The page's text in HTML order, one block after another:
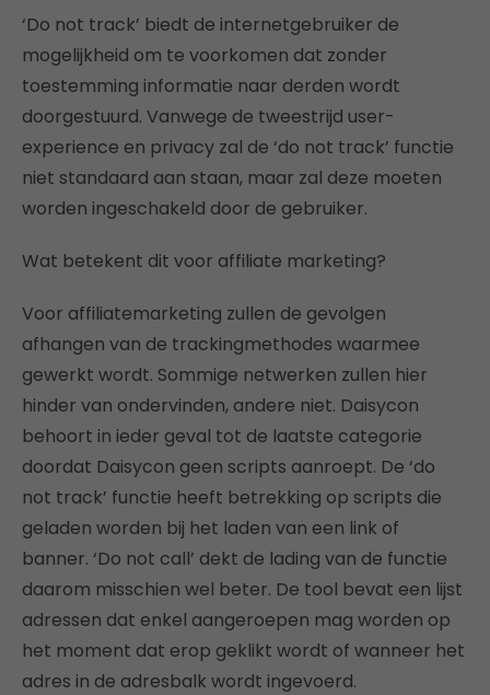
‘Do not track’ biedt de internetgebruiker de
mogelijkheid om te voorkomen dat zonder
toestemming informatie naar derden wordt
doorgestuurd. Vanwege de tweestrijd user-
experience en privacy zal de ‘do not track’ functie
niet standaard aan staan, maar zal deze moeten
worden ingeschakeld door de gebruiker.
Wat betekent dit voor affiliate marketing?
Voor affiliatemarketing zullen de gevolgen
afhangen van de trackingmethodes waarmee
gewerkt wordt. Sommige netwerken zullen hier
hinder van ondervinden, andere niet. Daisycon
behoort in ieder geval tot de laatste categorie
doordat Daisycon geen scripts aanroept. De ‘do
not track’ functie heeft betrekking op scripts die
geladen worden bij het laden van een link of
banner. ‘Do not call’ dekt de lading van de functie
daarom misschien wel beter. De tool bevat een lijst
adressen dat enkel aangeroepen mag worden op
het moment dat erop geklikt wordt of wanneer het
adres in de adresbalk wordt ingevoerd.